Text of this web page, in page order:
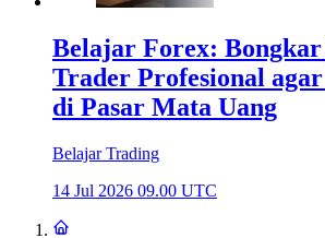
Belajar Forex: Bongkar
Trader Profesional
di Pasar Mata Uang
Belajar Trading
14 Jul 2026 09.00 UTC